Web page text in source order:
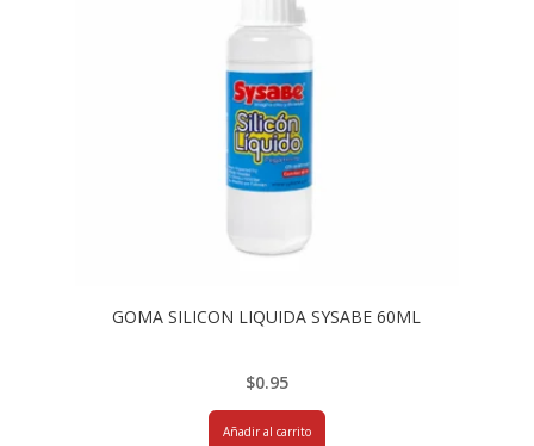
GOMA SILICON LIQUIDA SYSABE 60ML
$0.95
Añadir al carrito